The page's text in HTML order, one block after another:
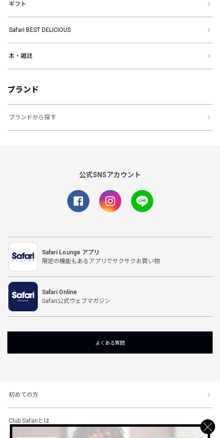
ギフト
Safari BEST DELICIOUS
本・雑誌
ブランド
ブランドから探す
公式SNSアカウント
Safari Lounge アプリ
限定の機能もあるアプリでサクサクお買い物
Safari Online
Safari公式ウェブマガジン
よくある質問
初めての方
Club Safariとは